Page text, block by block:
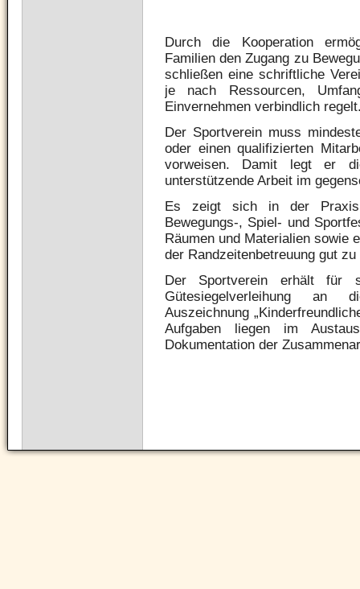
Durch die Kooperation
Familien den Zugang zu
schließen eine schriftliche
je nach Ressourcen,
Einvernehmen verbindlich
Der Sportverein muss
oder einen qualifizierten
vorweisen. Damit legt er
unterstützende Arbeit im
Es zeigt sich in der
Bewegungs-, Spiel- und
Räumen und Materialien sowie
der Randzeitenbetreuung gut
Der Sportverein erhält für
Gütesiegelverleihung an
Auszeichnung
Aufgaben liegen im
Dokumentation der
Navigation